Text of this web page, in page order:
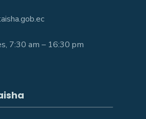
7:30 am – 16:30 pm